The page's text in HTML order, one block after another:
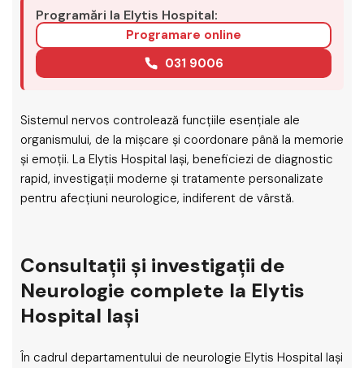
Programări la Elytis Hospital:
Programare online
031 9006
Sistemul nervos controlează funcțiile esențiale ale
organismului, de la mișcare și coordonare până la memorie
și emoții. La Elytis Hospital Iași, beneficiezi de diagnostic
rapid, investigații moderne și tratamente personalizate
pentru afecțiuni neurologice, indiferent de vârstă.
Consultații și investigații de
Neurologie complete la Elytis
Hospital Iași
În cadrul departamentului de neurologie Elytis Hospital Iași